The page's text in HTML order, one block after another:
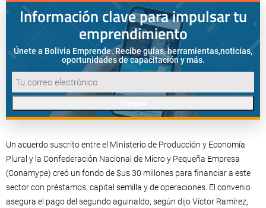
Información clave para impulsar tu
emprendimiento
Únete a Bolivia Emprende. Recibe guías, herramientas,noticias,
oportunidades de capacitación y más.
Un acuerdo suscrito entre el Ministerio de Producción y Economía
Plural y la Confederación Nacional de Micro y Pequeña Empresa
(Conamype) creó un fondo de $us 30 millones para financiar a este
sector con préstamos, capital semilla y de operaciones. El convenio
asegura el pago del segundo aguinaldo, según dijo Víctor Ramírez,